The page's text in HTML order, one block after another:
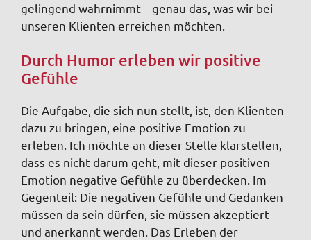
gelingend wahrnimmt – genau das, was wir bei
unseren Klienten erreichen möchten.
Durch Humor erleben wir positive
Gefühle
Die Aufgabe, die sich nun stellt, ist, den Klienten
dazu zu bringen, eine positive Emotion zu
erleben. Ich möchte an dieser Stelle klarstellen,
dass es nicht darum geht, mit dieser positiven
Emotion negative Gefühle zu überdecken. Im
Gegenteil: Die negativen Gefühle und Gedanken
müssen da sein dürfen, sie müssen akzeptiert
und anerkannt werden. Das Erleben der